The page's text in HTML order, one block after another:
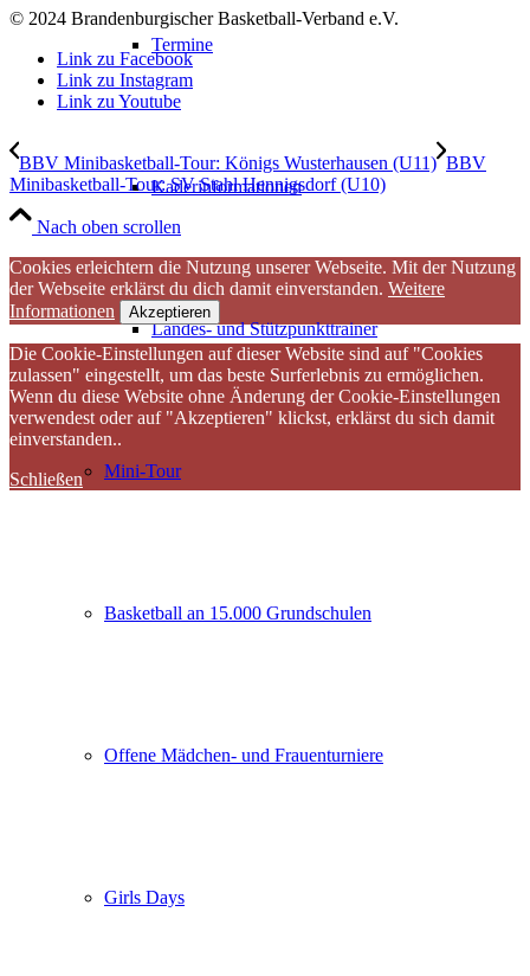
Termine
Kaderinformationen
Landes- und Stützpunkttrainer
Mini-Tour
Basketball an 15.000 Grundschulen
Offene Mädchen- und Frauenturniere
Girls Days
© 2024 Brandenburgischer Basketball-Verband e.V.
Link zu Facebook
Link zu Instagram
Link zu Youtube
BBV Minibasketball-Tour: Königs Wusterhausen (U11) BBV
Minibasketball-Tour: SV Stahl Hennigsdorf (U10)
Nach oben scrollen
Cookies erleichtern die Nutzung unserer Webseite. Mit der Nutzung
der Webseite erklärst du dich damit einverstanden. Weitere
Informationen
Akzeptieren
Die Cookie-Einstellungen auf dieser Website sind auf "Cookies
zulassen" eingestellt, um das beste Surferlebnis zu ermöglichen.
Wenn du diese Website ohne Änderung der Cookie-Einstellungen
verwendest oder auf "Akzeptieren" klickst, erklärst du sich damit
einverstanden..
Schließen